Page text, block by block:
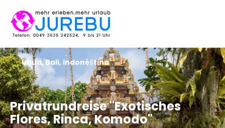
Privatrundreise "Exotisches
Flores, Rinca, Komodo"
Ubud, Bali, Indonéština